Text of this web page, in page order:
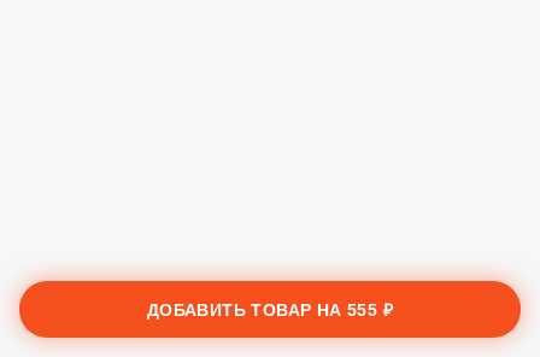
ДОБАВИТЬ ТОВАР НА555 ₽